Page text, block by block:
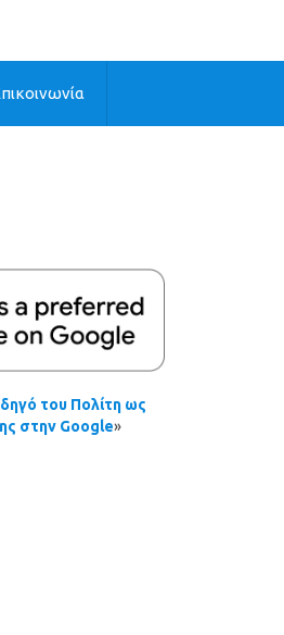
του Πολίτη ως
στην Google»